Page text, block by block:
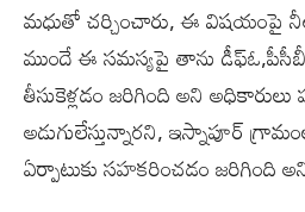
మధుతో చర్చించారు, ఈ విషయంపై
ముందే ఈ సమస్యపై తాను డీఫ్ఓ,పీసీబీ
తీసుకెళ్లడం జరిగింది అని
అడుగులేస్తున్నారని, ఇస్నాపూర్
ఏర్పాటుకు సహకరించడం జరిగింది అని